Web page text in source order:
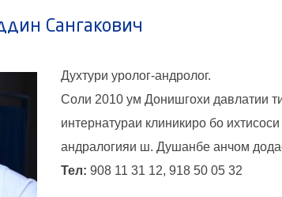
Сангакович
Духтури уролог-андролог.
Соли 2010 ум Донишгохи давлатии
интернатураи клиникиро бо
андралогияи ш. Душанбе анчом
Тел: 908 11 31 12, 918 50 05 32